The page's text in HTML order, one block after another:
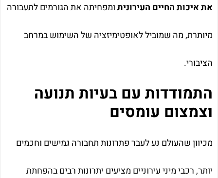
את איכות החיים העירוניתומפחיתה את הגורמים לתעבורה
מיותרת, מה שמוביל לאופטימיזציה של השימוש במרחב
הציבורי.
התמודדות עם בעיות תנועה
וצמצום עומסים
מכיוון שהעולם נע לעבר פתרונות תחבורה גמישים וחכמים
יותר, רכבי מיני עירוניים מציעים יתרונות רבים בהפחתת